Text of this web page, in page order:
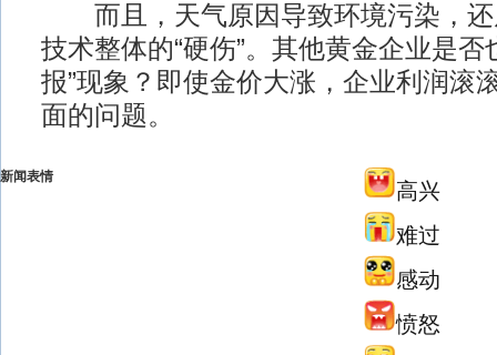
而且，天气原因导致环境污染，还
技术整体的“硬伤”。其他黄金企业是否
报”现象？即使金价大涨，企业利润滚
面的问题。
新闻表情
高兴
难过
感动
愤怒